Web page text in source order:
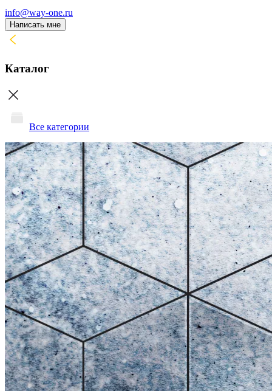
info@way-one.ru
Написать мне
Каталог
Все категории